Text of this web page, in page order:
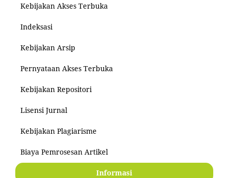
Kebijakan Akses Terbuka
Indeksasi
Kebijakan Arsip
Pernyataan Akses Terbuka
Kebijakan Repositori
Lisensi Jurnal
Kebijakan Plagiarisme
Biaya Pemrosesan Artikel
Informasi